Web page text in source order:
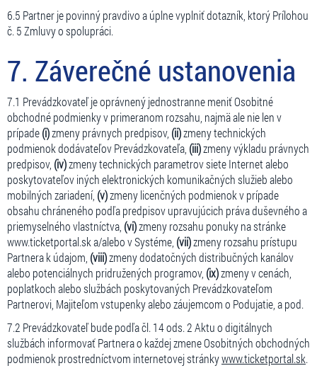
6.5 Partner je povinný pravdivo a úplne vyplniť dotazník, ktorý Prílohou
č. 5 Zmluvy o spolupráci.
7. Záverečné ustanovenia
7.1 Prevádzkovateľ je oprávnený jednostranne meniť Osobitné
obchodné podmienky v primeranom rozsahu, najmä ale nie len v
prípade(i)zmeny právnych predpisov, (ii)zmeny technických
podmienok dodávateľov Prevádzkovateľa, (iii)zmeny výkladu právnych
predpisov, (iv)zmeny technických parametrov siete Internet alebo
poskytovateľov iných elektronických komunikačných služieb alebo
mobilných zariadení, (v)zmeny licenčných podmienok v prípade
obsahu chráneného podľa predpisov upravujúcich práva duševného a
priemyselného vlastníctva, (vi)zmeny rozsahu ponuky na stránke
www.ticketportal.sk a/alebo v Systéme, (vii)zmeny rozsahu prístupu
Partnera k údajom, (viii)zmeny dodatočných distribučných kanálov
alebo potenciálnych pridružených programov, (ix)zmeny v cenách,
poplatkoch alebo službách poskytovaných Prevádzkovateľom
Partnerovi, Majiteľom vstupenky alebo záujemcom o Podujatie, a pod.
7.2 Prevádzkovateľ bude podľa čl. 14 ods. 2 Aktu o digitálnych
službách informovať Partnera o každej zmene Osobitných obchodných
podmienok prostredníctvom internetovej stránkywww.ticketportal.sk.